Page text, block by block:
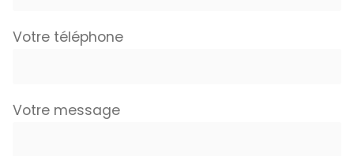
Votre téléphone
Votre message